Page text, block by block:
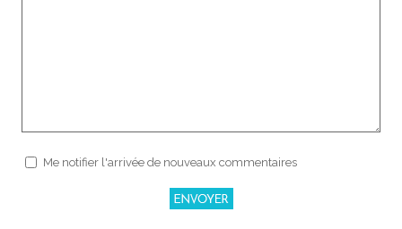
Me notifier l'arrivée de nouveaux commentaires